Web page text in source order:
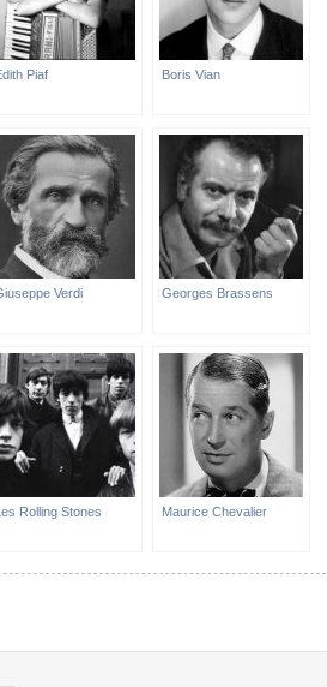
Piaf Boris Vian
Verdi Georges Brassens
Rolling Stones Maurice Chevalier